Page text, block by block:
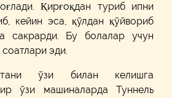
Қирғоқдан туриб ипни
кейин эса, қўлдан қўйвориб
сакрарди. Бу болалар учун
эди.
ўзи билан келишга
ўзи машиналарда Туннель